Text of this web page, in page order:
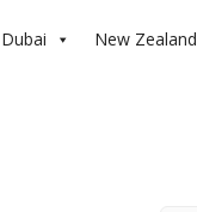
Dubai New Zealand